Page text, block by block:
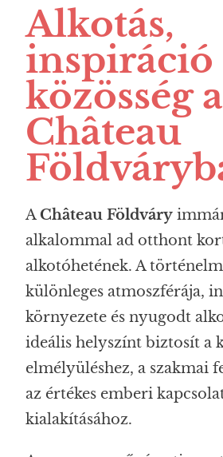
Alkotás,
inspiráció
közösség a
Château
A Château Földváry
alkalommal ad otthont
alkotóhetének. A
különleges atmoszférája,
környezete és nyugodt
ideális helyszínt biztosít a
elmélyüléshez, a szakmai
az értékes emberi
kialakításához.